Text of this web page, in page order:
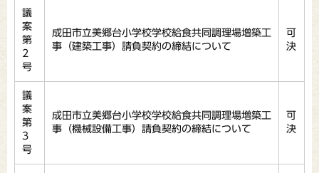
議
案
第
2
号
成田市立美郷台小学校学校給食共同調理場増築工
事（建築工事）請負契約の締結について
可
決
議
案
第
3
号
成田市立美郷台小学校学校給食共同調理場増築工
事（機械設備工事）請負契約の締結について
可
決